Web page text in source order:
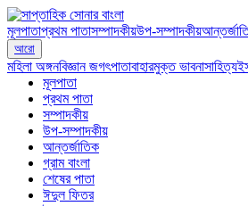
মূলপাতাপ্রথম পাতাসম্পাদকীয়উপ-সম্পাদকীয়
আরো
মহিলা অঙ্গনবিজ্ঞান জগৎপাতাবাহারমুক্ত ভাবনাসাহিত্য
মূলপাতা
প্রথম পাতা
সম্পাদকীয়
উপ-সম্পাদকীয়
আন্তর্জাতিক
গ্রাম বাংলা
শেষের পাতা
ঈদুল ফিতর